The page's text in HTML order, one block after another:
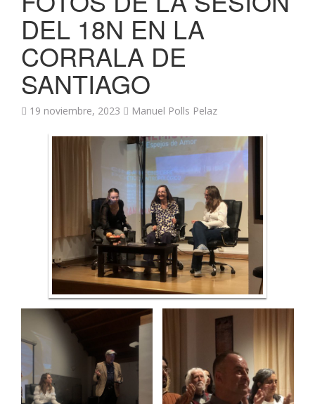
DEL 18N EN LA
CORRALA DE
SANTIAGO
19 noviembre, 2023 Manuel Polls Pelaz